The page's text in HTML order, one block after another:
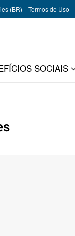
(BR) Termos de Uso
SOCIAIS